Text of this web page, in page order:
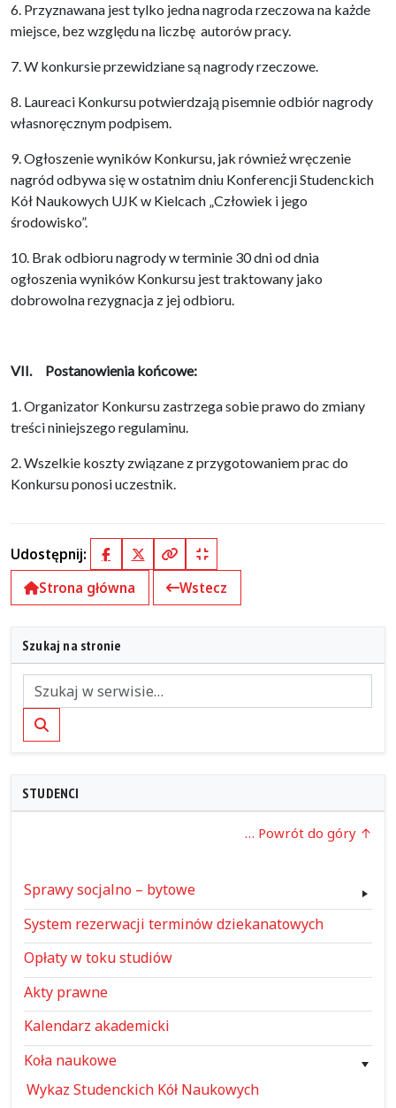
6. Przyznawana jest tylko jedna nagroda rzeczowa na każde
miejsce, bez względu na liczbę autorów pracy.
7. W konkursie przewidziane są nagrody rzeczowe.
8. Laureaci Konkursu potwierdzają pisemnie odbiór nagrody
własnoręcznym podpisem.
9. Ogłoszenie wyników Konkursu, jak również wręczenie
nagród odbywa się w ostatnim dniu Konferencji Studenckich
Kół Naukowych UJK w Kielcach „Człowiek i jego
środowisko”.
10. Brak odbioru nagrody w terminie 30 dni od dnia
ogłoszenia wyników Konkursu jest traktowany jako
dobrowolna rezygnacja z jej odbioru.
VII. Postanowienia końcowe:
1. Organizator Konkursu zastrzega sobie prawo do zmiany
treści niniejszego regulaminu.
2. Wszelkie koszty związane z przygotowaniem prac do
Konkursu ponosi uczestnik.
Udostępnij: FacebookX (Twitter)
Kopiuj pełny link
Kopiuj krótki link
Strona główna
Wstecz
Szukaj na stronie
Szukaj
STUDENCI
… Powrót do góry
Sprawy socjalno – bytowe
System rezerwacji terminów dziekanatowych
Opłaty w toku studiów
Akty prawne
Kalendarz akademicki
Koła naukowe
Wykaz Studenckich Kół Naukowych